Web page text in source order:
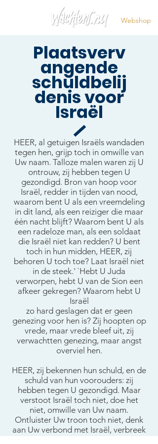
Webshop
Plaatsverv
angende
schuldbelij
denis voor
Israël
HEER, al getuigen Israëls wandaden
tegen hen, grijp toch in omwille van
Uw naam. Talloze malen waren zij U
ontrouw, zij hebben tegen U
gezondigd. Bron van hoop voor
Israël, redder in tijden van nood,
waarom bent U als een vreemdeling
in dit land, als een reiziger die maar
één nacht blijft? Waarom bent U als
een radeloze man, als een soldaat
die Israël niet kan redden? U bent
toch in hun midden, HEER, zij
behoren U toch toe? Laat Israël niet
in de steek.' `Hebt U Juda
verworpen, hebt U van de Sion een
afkeer gekregen? Waarom hebt U
Israël
zo hard geslagen dat er geen
genezing voor hen is? Zij hoopten op
vrede, maar vrede bleef uit, zij
verwachtten genezing, maar angst
overviel hen.
HEER, zij bekennen hun schuld, en de
schuld van hun voorouders: zij
hebben tegen U gezondigd. Maar
verstoot Israël toch niet, doe het
niet, omwille van Uw naam.
Ontluister Uw troon toch niet, denk
aan Uw verbond met Israël, verbreek